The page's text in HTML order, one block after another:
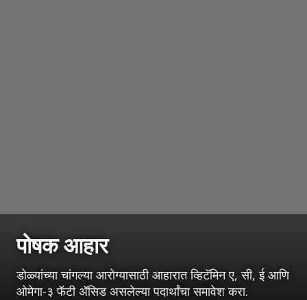
पोषक आहार
डोळ्यांच्या चांगल्या आरोग्यासाठी आहारात व्हिटॅमिन ए, सी, ई आणि
ओमेगा-३ फॅटी ॲसिड असलेल्या पदार्थांचा समावेश करा.